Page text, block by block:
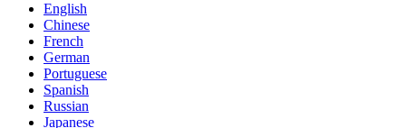
English
Chinese
French
German
Portuguese
Spanish
Russian
Japanese